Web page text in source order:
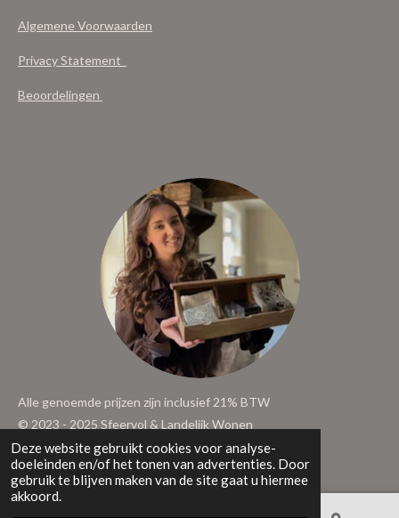
Deze website gebruikt cookies voor analyse-
doeleinden en/of het tonen van advertenties. Door
gebruik te blijven maken van de site gaat u hiermee
akkoord.
Algemene Voorwaarden
Privacy Statement
Beoordelingen
Alle genoemde prijzen zijn inclusief 21% BTW
© 2023 - 2025 Sfeervol & Landelijk Wonen
Powered byJouwWeb